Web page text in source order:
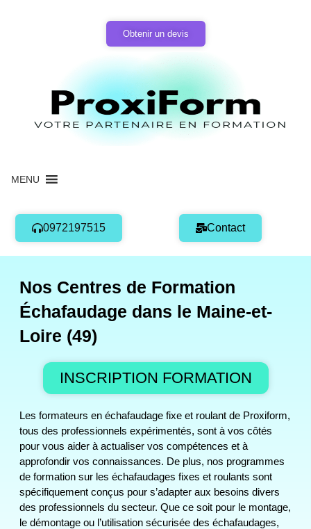
Obtenir un devis
MENU
0972197515 Contact
Nos Centres de Formation
Échafaudage dans le Maine-et-
Loire (49)
INSCRIPTION FORMATION
Les formateurs en échafaudage fixe et roulant de Proxiform,
tous des professionnels expérimentés, sont à vos côtés
pour vous aider à actualiser vos compétences et à
approfondir vos connaissances. De plus, nos programmes
de formation sur les échafaudages fixes et roulants sont
spécifiquement conçus pour s’adapter aux besoins divers
des professionnels du secteur. Que ce soit pour le montage,
le démontage ou l’utilisation sécurisée des échafaudages,